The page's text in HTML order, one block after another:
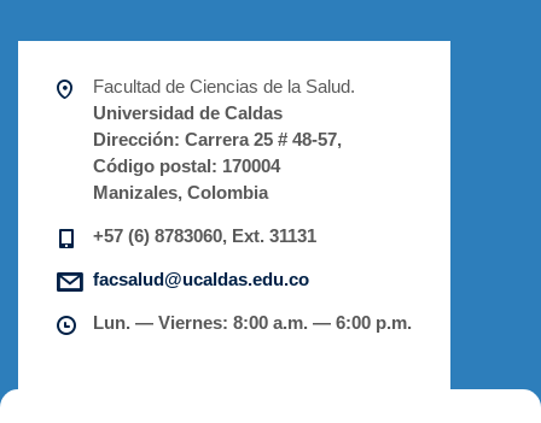
Facultad de Ciencias de la Salud.
Universidad de Caldas
Dirección: Carrera 25 # 48-57,
Código postal: 170004
Manizales, Colombia
+57 (6) 8783060, Ext. 31131
facsalud@ucaldas.edu.co
Lun. — Viernes: 8:00 a.m. — 6:00 p.m.